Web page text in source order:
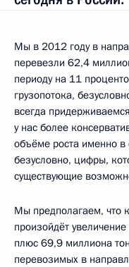
Мы в 2012 году в
перевезли 62,4
периоду на 11
грузопотока,
всегда
у нас более
объёме роста именно в
безусловно, цифры,
существующие
Мы предполагаем, что
произойдёт
плюс 69,9 миллиона
перевозимых в